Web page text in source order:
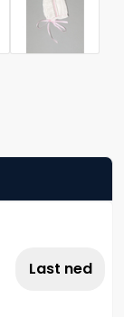
Last ned